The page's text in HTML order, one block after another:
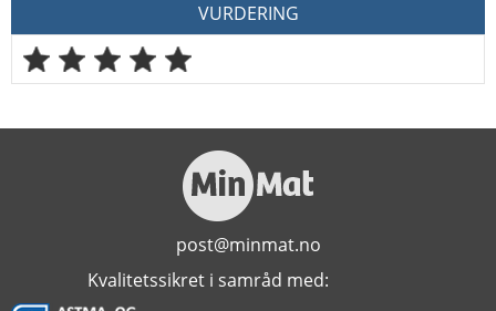
VURDERING
post@minmat.no
Kvalitetssikret i samråd med: